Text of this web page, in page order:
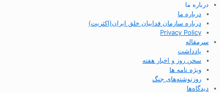
درباره ما
درباره ما
درباره سازمان فداییان خلق ایران(اکثریت)
Privacy Policy
سرمقاله
یادداشت
سخن روز و اخبار هفته
ویژه نامه ها
روزنوشته‌های جنگ
دیدگاه‌ها